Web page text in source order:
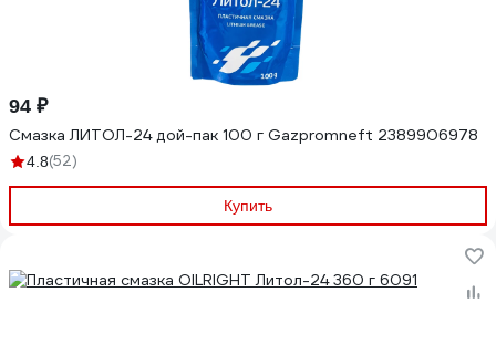
94 ₽
Смазка ЛИТОЛ-24 дой-пак 100 г Gazpromneft 2389906978
4.8(52)
Купить